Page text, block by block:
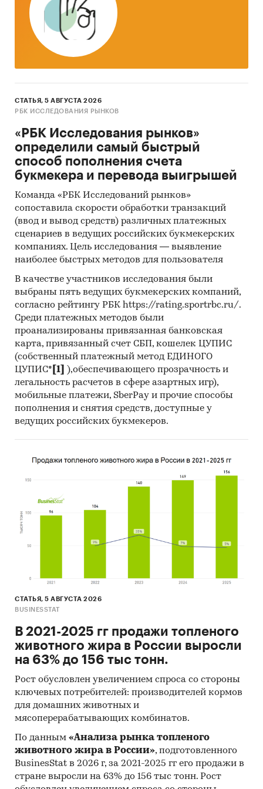
Жир бараний
Доступна статистическая информация до
ноября 2024 года.
Приведена статистическая информация о
динамике импорта и экспорта животных
жиров по следующи кодам ТН ВЭД:
150200 - Жир крупного рогатого скота, овец
или коз
209001100 - Свиной жир подкожный
1501109000 - Лярд
1501201000 - Жир свиной прочий
Представлена информация об объеме импорта
и экспорта за январь 2019 - май 2024в
натуральном и денежном выражении с
детализацией в разрезе стран, а также
динамика средневзвешенной стоимости.
*Данные после января 2022 года могут быть
недоступны для стран Евразийского
экономического союза: Белоруссии, Армении,
Кыргызстана и Казахстана.
Государственные закупки животных жиров
части проведенных государственных закупок
животных жиров 44-ФЗ и 223-ФЗ за периодс
января 2017 года по декабрь 2024 года
которых был определен поставщик. Для
компаний участвующих или планирующих
участвовать в государственных торгах
показано средневзвешенное отклонение
работы предоставляется выгрузка в формате
MS Excel. Параметры выгрузки могут быть
скорректированы по запросу заказчика.
Профили крупнейших производителей
животных жиров
компаний-производителей животных
жиров.Профили компаний показывают
информацию о динамике финансовых
показателей компаний, актуальную
контактную информацию, основных
учредителей и т.д.
Cредние цены производителей
СТАТЬЯ, 5 АВГУСТА 2026
РБК ИССЛЕДОВАНИЯ РЫНКОВ
«РБК Исследования рынков»
определили самый быстрый
способ пополнения счета
букмекера и перевода выигрышей
Команда «РБК Исследований рынков»
сопоставила скорости обработки транзакций
(ввод и вывод средств) различных платежных
сценариев в ведущих российских букмекерских
компаниях. Цель исследования — выявление
наиболее быстрых методов для пользователя
В качестве участников исследования были
выбраны пять ведущих букмекерских компаний,
согласно рейтингу РБК https://rating.sportrbc.ru/.
Среди платежных методов были
проанализированы привязанная банковская
карта, привязанный счет СБП, кошелек ЦУПИС
(собственный платежный метод ЕДИНОГО
ЦУПИС* [1]
),обеспечивающего прозрачность и
легальность расчетов в сфере азартных игр),
мобильные платежи, SberPay и прочие способы
пополнения и снятия средств, доступные у
ведущих российских букмекеров.
СТАТЬЯ, 5 АВГУСТА 2026
BUSINESSTAT
В 2021-2025 гг продажи топленого
животного жира в России выросли
на 63% до 156 тыс тонн.
Рост обусловлен увеличением спроса со стороны
ключевых потребителей: производителей кормов
для домашних животных и
мясоперерабатывающих комбинатов.
По данным «Анализа рынка топленого
животного жира в России», подготовленного
BusinesStat в 2026 г, за 2021-2025 гг его продажи в
стране выросли на 63% до 156 тыс тонн. Рост